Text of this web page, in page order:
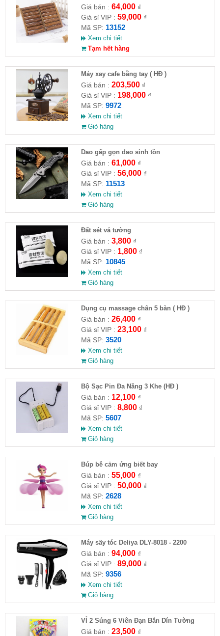
Giá bán : 64,000₫
Giá sỉ VIP : 59,000₫
Mã SP: 13152
Xem chi tiết
Tạm hết hàng
Máy xay cafe bằng tay ( HĐ )
Giá bán : 203,500₫
Giá sỉ VIP : 198,000₫
Mã SP: 9972
Xem chi tiết
Giỏ hàng
Dao gấp gọn dao sinh tồn
Giá bán : 61,000₫
Giá sỉ VIP : 56,000₫
Mã SP: 11513
Xem chi tiết
Giỏ hàng
Đất sét vá tường
Giá bán : 3,800₫
Giá sỉ VIP : 1,800₫
Mã SP: 10845
Xem chi tiết
Giỏ hàng
Dụng cụ massage chân 5 bàn ( HĐ )
Giá bán : 26,400₫
Giá sỉ VIP : 23,100₫
Mã SP: 3520
Xem chi tiết
Giỏ hàng
Bộ Sạc Pin Đa Năng 3 Khe (HĐ )
Giá bán : 12,100₫
Giá sỉ VIP : 8,800₫
Mã SP: 5607
Xem chi tiết
Giỏ hàng
​Búp bê cảm ứng biết bay
Giá bán : 55,000₫
Giá sỉ VIP : 50,000₫
Mã SP: 2628
Xem chi tiết
Giỏ hàng
Máy sấy tóc Deliya DLY-8018 - 2200
Giá bán : 94,000₫
Giá sỉ VIP : 89,000₫
Mã SP: 9356
Xem chi tiết
Giỏ hàng
VỈ 2 Súng 6 Viên Đạn Bắn Dín Tường
Giá bán : 23,500₫